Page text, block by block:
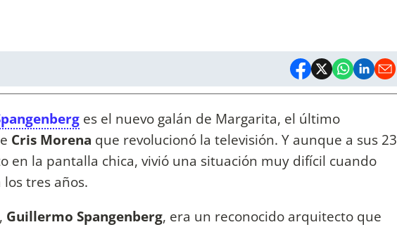
es el nuevo galán de Margarita, el último
Cris Morena que revolucionó la televisión. Y aunque a sus 23
en la pantalla chica, vivió una situación muy difícil cuando
tres años.
Guillermo Spangenberg, era un reconocido arquitecto que